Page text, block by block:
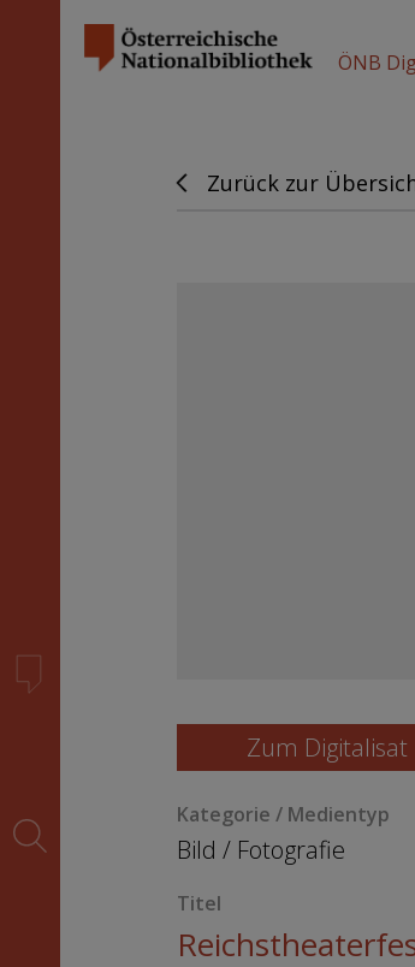
ÖNB
Zurück zur
Zum Digitalisat
Kategorie / Medientyp
Bild / Fotografie
Titel